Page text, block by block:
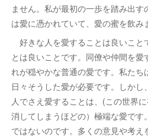
ません。私が最初の一歩を踏み出
は愛に憑かれていて、愛の蜜を飲み
好きな人を愛することは良いこと
とは良いことです。同僚や仲間を
れが穏やかな普通の愛です。私たち
日々そうした愛が必要です。しか
人でさえ愛することは、(この世界
消してしまうほどの）極端な愛です
ではないのです。多くの意見や考え